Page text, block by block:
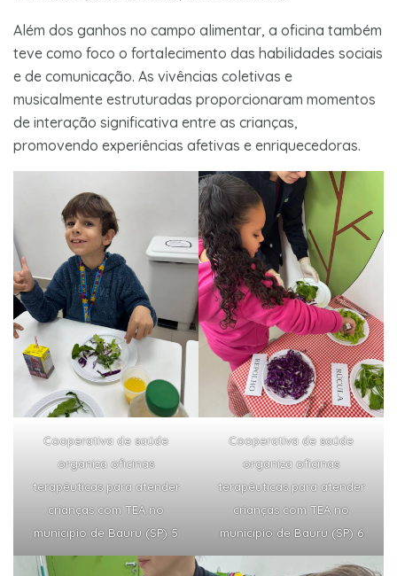
Além dos ganhos no campo alimentar, a oficina também
teve como foco o fortalecimento das habilidades sociais
e de comunicação. As vivências coletivas e
musicalmente estruturadas proporcionaram momentos
de interação significativa entre as crianças,
promovendo experiências afetivas e enriquecedoras.
Cooperativa de saúde
organiza oficinas
terapêuticas para atender
crianças com TEA no
município de Bauru (SP) 5
Cooperativa de saúde
organiza oficinas
terapêuticas para atender
crianças com TEA no
município de Bauru (SP) 6